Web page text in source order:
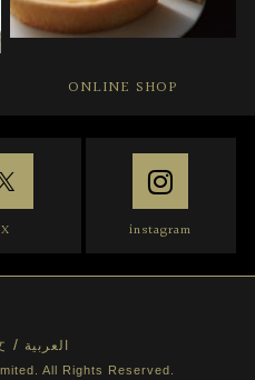
ONLINE SHOP
X instagram
العربية
All Rights Reserved.